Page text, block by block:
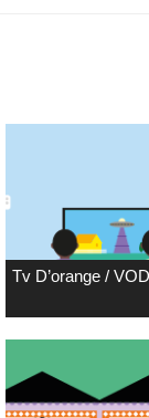
Tv D’orange / VOD